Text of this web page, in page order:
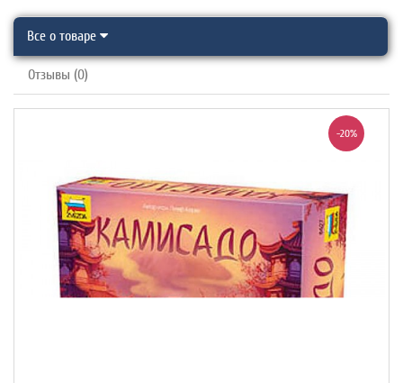
Все о товаре
Отзывы (0)
-20%